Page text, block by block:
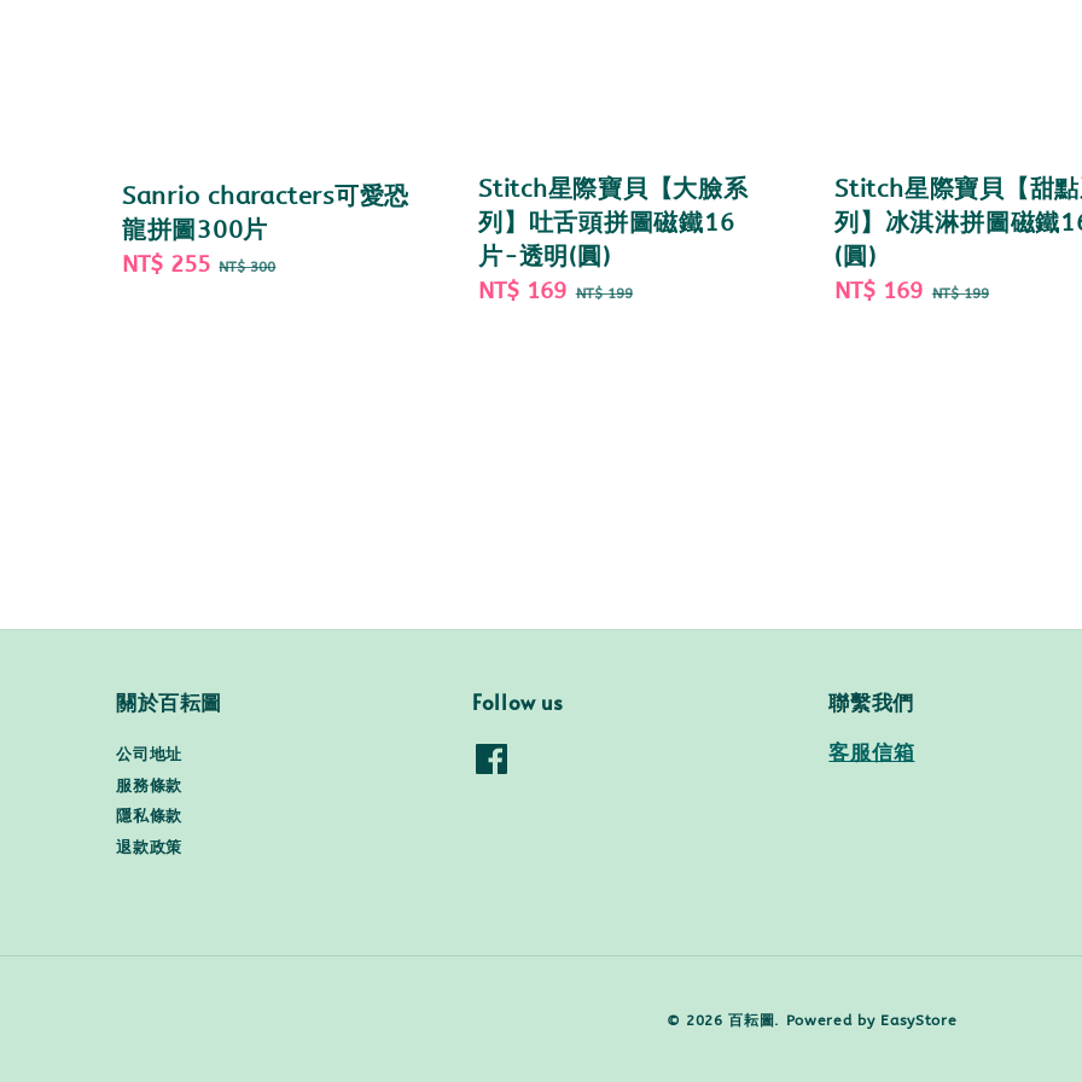
Sanrio characters可愛恐
龍拼圖300片
Sale
NT$ 255 Regular
NT$ 300
Stitch星際寶貝【大臉系
列】吐舌頭拼圖磁鐵16
片-透明(圓)
Sale
NT$ 169 Regular
NT$ 199
Stitch星際寶貝【甜
列】冰淇淋拼圖磁鐵
(圓)
Sale
NT$ 169 Regular
NT$ 199
關於百耘圖
公司地址
服務條款
隱私條款
退款政策
Follow us 聯繫我們
客服信箱
© 2026 百耘圖. Powered by EasyStore